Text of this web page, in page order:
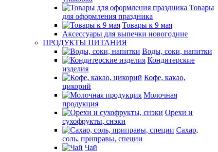
Товары
для оформления праздника
Товары к 9 мая
Аксессуары для выпечки новогодние
ПРОДУКТЫ ПИТАНИЯ
Воды, соки, напитки
Кондитерские
изделия
Кофе, какао,
цикорий
Молочная
продукция
Орехи и
сухофрукты, снэки
Сахар,
соль, приправы, специи
Чай